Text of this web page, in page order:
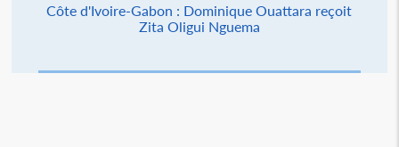
Côte d'Ivoire-Gabon : Dominique Ouattara reçoit
Zita Oligui Nguema